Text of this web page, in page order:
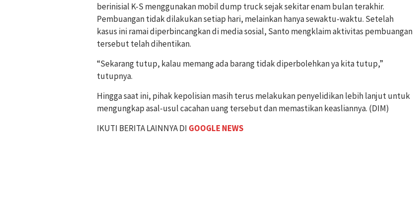
berinisial K-S menggunakan mobil dump truck sejak sekitar enam bulan terakhir.
Pembuangan tidak dilakukan setiap hari, melainkan hanya sewaktu-waktu. Setelah
kasus ini ramai diperbincangkan di media sosial, Santo mengklaim aktivitas pembuangan
tersebut telah dihentikan.
“Sekarang tutup, kalau memang ada barang tidak diperbolehkan ya kita tutup,”
tutupnya.
Hingga saat ini, pihak kepolisian masih terus melakukan penyelidikan lebih lanjut untuk
mengungkap asal-usul cacahan uang tersebut dan memastikan keasliannya. (DIM)
IKUTI BERITA LAINNYA DI GOOGLE NEWS